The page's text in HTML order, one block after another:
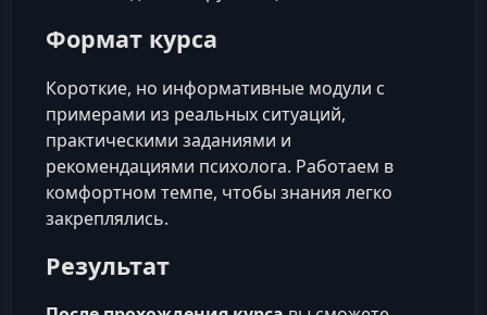
Формат курса
Короткие, но информативные модули с
примерами из реальных ситуаций,
практическими заданиями и
рекомендациями психолога. Работаем в
комфортном темпе, чтобы знания легко
закреплялись.
Результат